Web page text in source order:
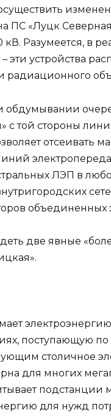
ПС «Луцк
Разумеется, в
устройства
радиационного
обдумывании
с той стороны
отсеивать
ЛЭП в
объединенных
две явные
поступающую
столичное
для многих
подстанции
для нужд